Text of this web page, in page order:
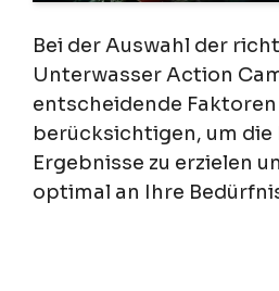
Bei der Auswahl der
Unterwasser Action
entscheidende Faktoren
berücksichtigen, um die
Ergebnisse zu erzielen
optimal an Ihre